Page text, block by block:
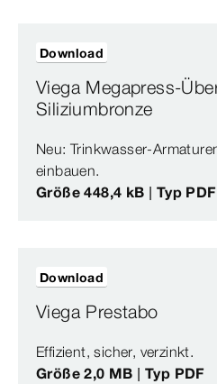
Viega Megapress-
Siliziumbronze
Neu: Trinkwasser-
einbauen.
Größe 448,4 kB | Typ PDF
Download
Viega Prestabo
Effizient, sicher, verzinkt.
Größe 2,0 MB | Typ PDF
Download